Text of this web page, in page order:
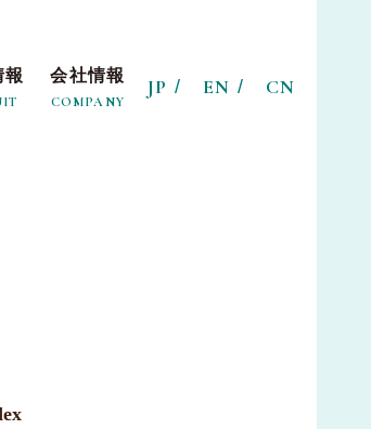
報 会社情報
COMPANY
JP EN CN